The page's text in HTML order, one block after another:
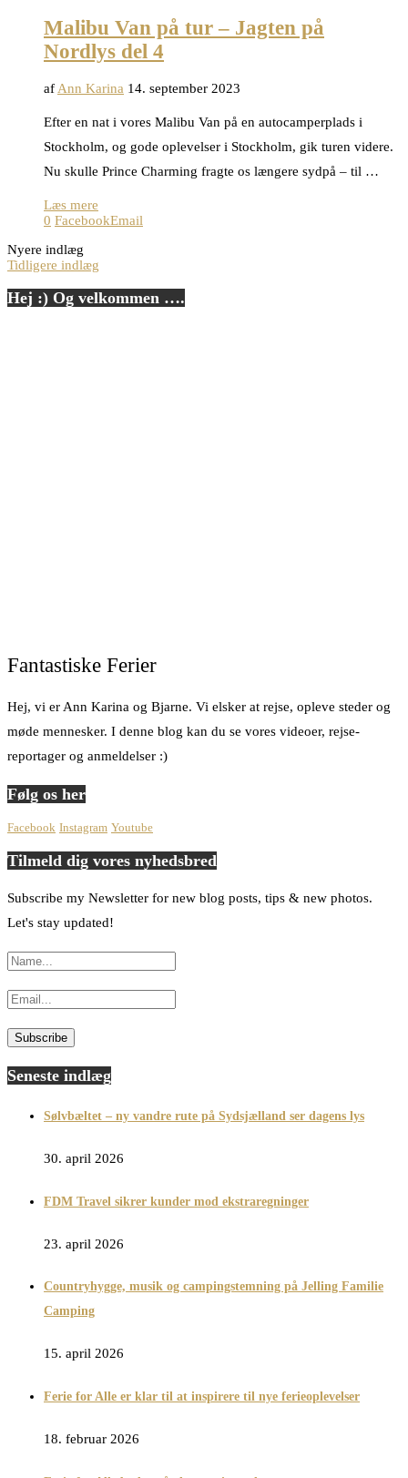
Malibu Van på tur – Jagten på
Nordlys del 4
af Ann Karina 14. september 2023
Efter en nat i vores Malibu Van på en autocamperplads i
Stockholm, og gode oplevelser i Stockholm, gik turen videre.
Nu skulle Prince Charming fragte os længere sydpå – til …
Læs mere
0 FacebookEmail
Nyere indlæg
Tidligere indlæg
Hej :) Og velkommen ….
Fantastiske Ferier
Hej, vi er Ann Karina og Bjarne. Vi elsker at rejse, opleve steder og
møde mennesker. I denne blog kan du se vores videoer, rejse-
reportager og anmeldelser :)
Følg os her
Facebook Instagram Youtube
Tilmeld dig vores nyhedsbred
Subscribe my Newsletter for new blog posts, tips & new photos.
Let's stay updated!
Seneste indlæg
Sølvbæltet – ny vandre rute på Sydsjælland ser dagens lys
30. april 2026
FDM Travel sikrer kunder mod ekstraregninger
23. april 2026
Countryhygge, musik og campingstemning på Jelling Familie
Camping
15. april 2026
Ferie for Alle er klar til at inspirere til nye ferieoplevelser
18. februar 2026